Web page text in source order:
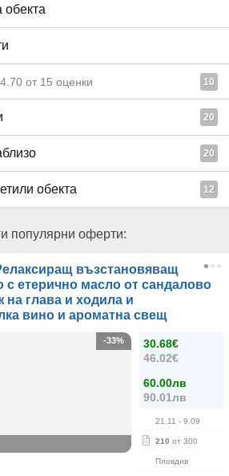
4.70 от 15 оценки 10
20
20
обекта 12
популярни оферти:
възстановяващ
с етерично масло от сандалово
глава и ходила и
вино и ароматна свещ
30.68€
46.02€
60.00лв
90.01лв
21.11 - 9.09
210 от 300
Пловдив
-33%